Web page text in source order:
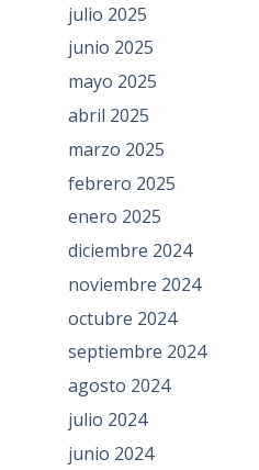
julio 2025
junio 2025
mayo 2025
abril 2025
marzo 2025
febrero 2025
enero 2025
diciembre 2024
noviembre 2024
octubre 2024
septiembre 2024
agosto 2024
julio 2024
junio 2024